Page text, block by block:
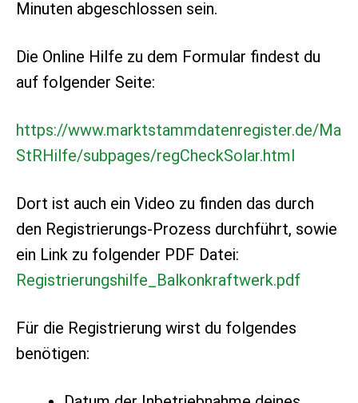
Minuten abgeschlossen sein.
Die Online Hilfe zu dem Formular findest du
auf folgender Seite:
https://www.marktstammdatenregister.de/Ma
StRHilfe/subpages/regCheckSolar.html
Dort ist auch ein Video zu finden das durch
den Registrierungs-Prozess durchführt, sowie
ein Link zu folgender PDF Datei:
Registrierungshilfe_Balkonkraftwerk.pdf
Für die Registrierung wirst du folgendes
benötigen: